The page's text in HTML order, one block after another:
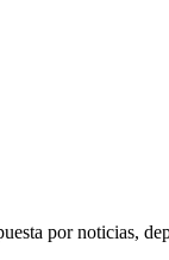
por noticias,